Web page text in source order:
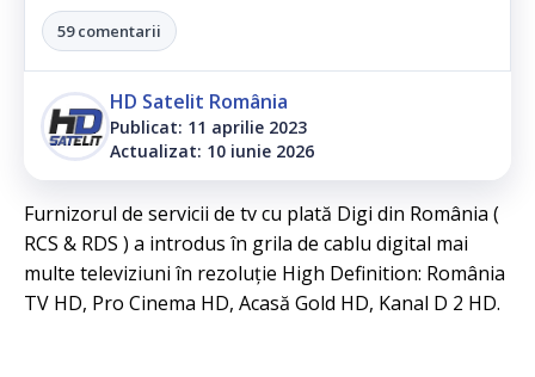
59 comentarii
HD Satelit România
Publicat: 11 aprilie 2023
Actualizat: 10 iunie 2026
Furnizorul de servicii de tv cu plată Digi din România (
RCS & RDS ) a introdus în grila de cablu digital mai
multe televiziuni în rezoluție High Definition: România
TV HD, Pro Cinema HD, Acasă Gold HD, Kanal D 2 HD.